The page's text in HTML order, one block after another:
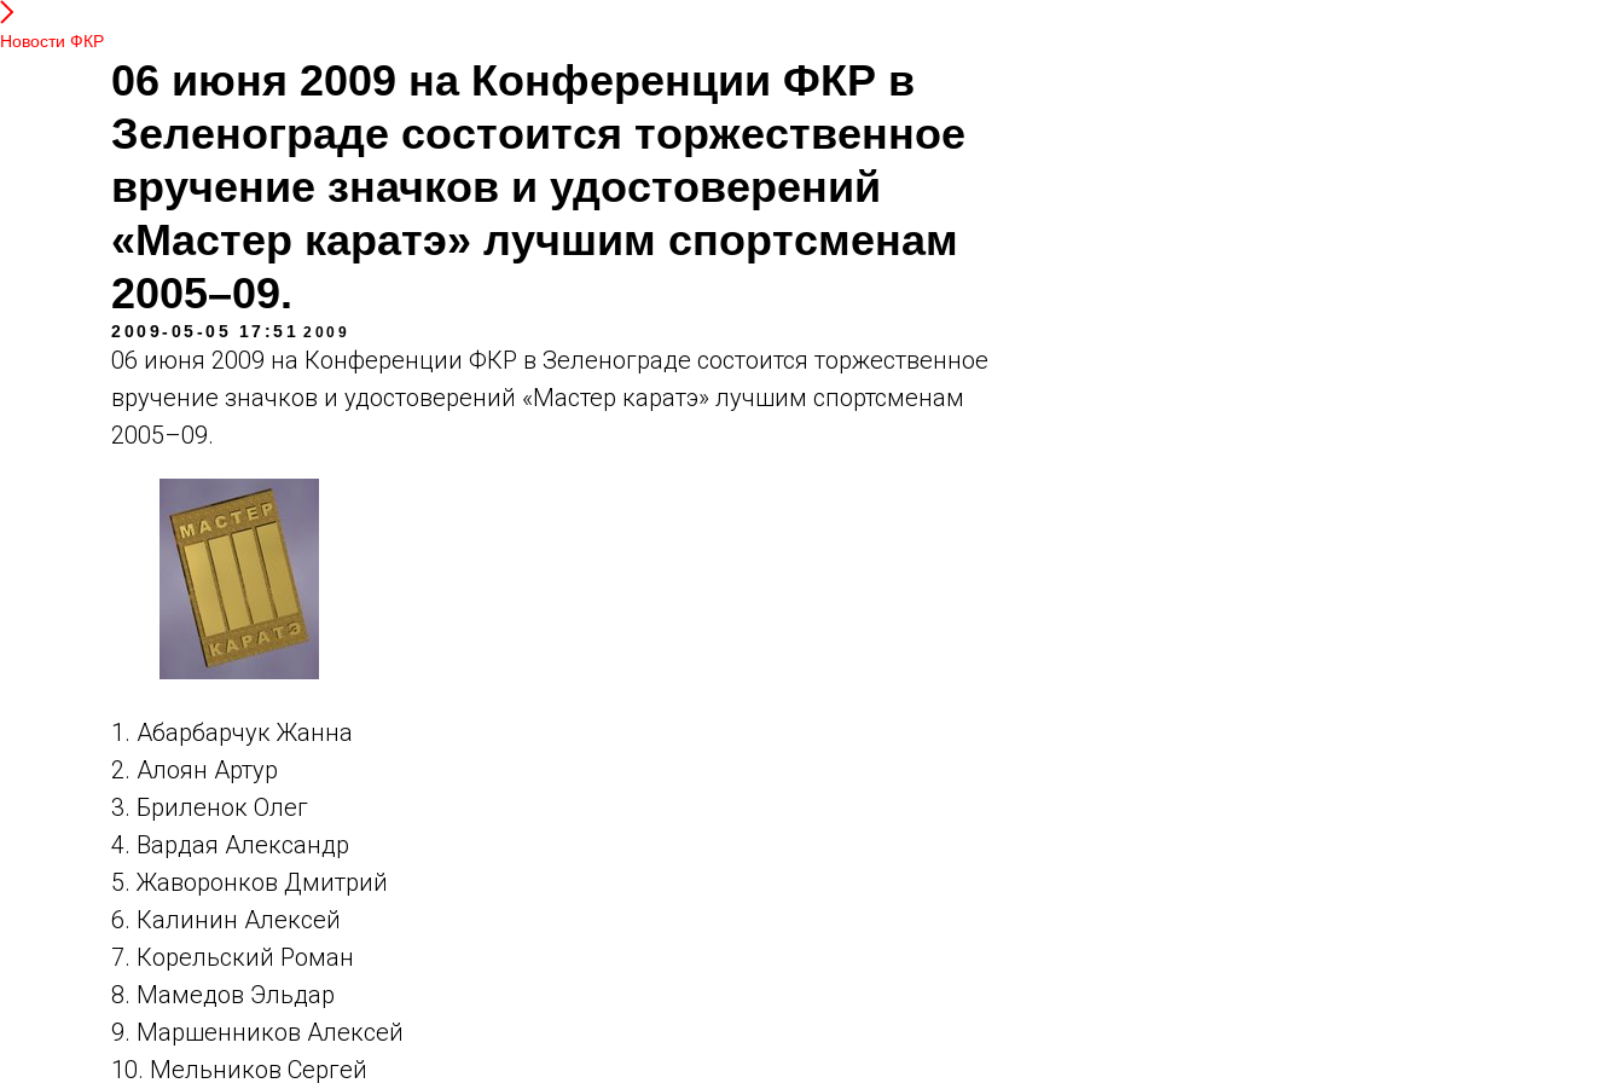
Новости ФКР
06 июня 2009 на Конференции ФКР в
Зеленограде состоится торжественное
вручение значков и удостоверений
«Мастер каратэ» лучшим спортсменам
2005–09.
2009-05-05 17:51 2009
06 июня 2009 на Конференции ФКР в Зеленограде состоится торжественное
вручение значков и удостоверений «Мастер каратэ» лучшим спортсменам
2005–09.
1. Абарбарчук Жанна
2. Алоян Артур
3. Бриленок Олег
4. Вардая Александр
5. Жаворонков Дмитрий
6. Калинин Алексей
7. Корельский Роман
8. Мамедов Эльдар
9. Маршенников Алексей
10. Мельников Сергей